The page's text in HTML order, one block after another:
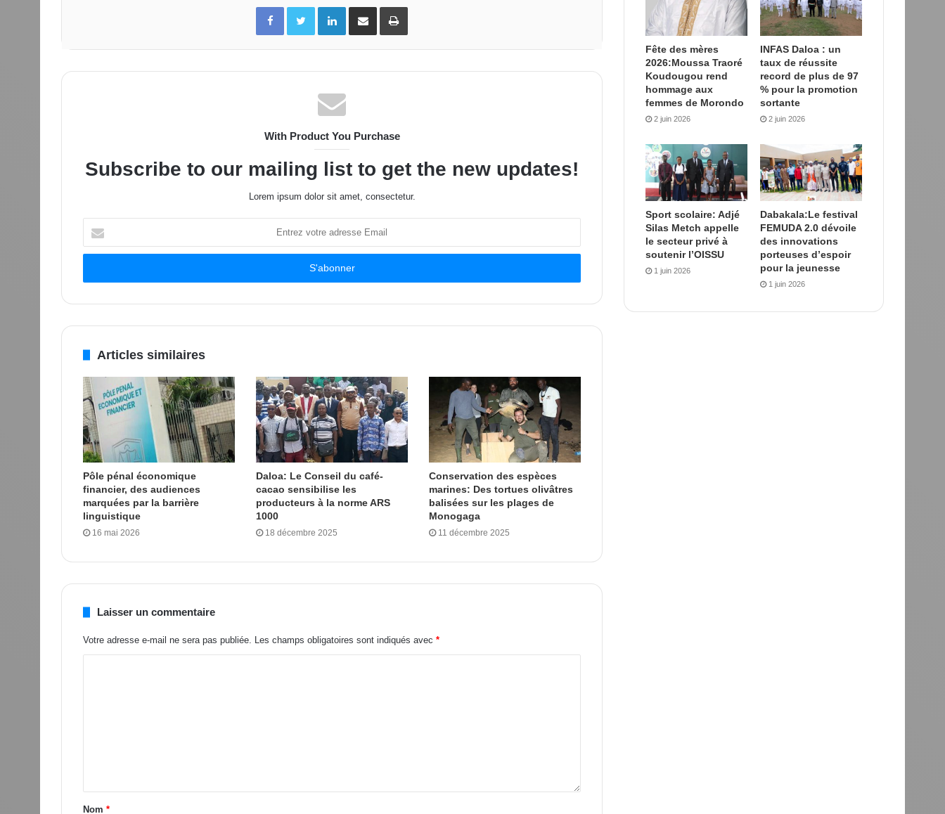
FacebookTwitter LinkedinPartager par email Imprimer
With Product You Purchase
Subscribe to our mailing list to get the new updates!
Lorem ipsum dolor sit amet, consectetur.
votre
adresse
Articles similaires
Pôle pénal économique
financier, des audiences
marquées par la barrière
linguistique
16 mai 2026
Daloa: Le Conseil du café-
cacao sensibilise les
producteurs à la norme ARS
1000
18 décembre 2025
Conservation des espèces
marines: Des tortues olivâtres
balisées sur les plages de
Monogaga
11 décembre 2025
Laisser un commentaire
Votre adresse e-mail ne sera pas publiée. Les champs obligatoires sont indiqués avec *
Nom *
Fête des mères
2026:Moussa Traoré
Koudougou rend
hommage aux
femmes de Morondo
2 juin 2026
INFAS Daloa : un
taux de réussite
record de plus de 97
% pour la promotion
sortante
2 juin 2026
Sport scolaire: Adjé
Silas Metch appelle
le secteur privé à
soutenir l’OISSU
1 juin 2026
Dabakala:Le festival
FEMUDA 2.0 dévoile
des innovations
porteuses d’espoir
pour la jeunesse
1 juin 2026